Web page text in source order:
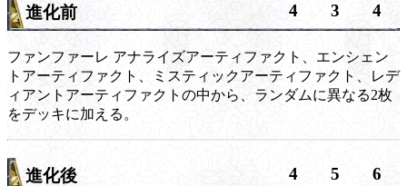
進化前 4 3 4
ファンファーレ アナライズアーティファクト、エンシェン
トアーティファクト、ミスティックアーティファクト、レデ
ィアントアーティファクトの中から、ランダムに異なる2枚
をデッキに加える。
進化後 4 5 6